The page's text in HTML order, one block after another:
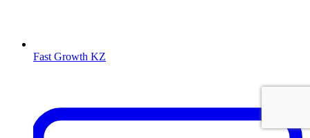
Fast Growth KZ